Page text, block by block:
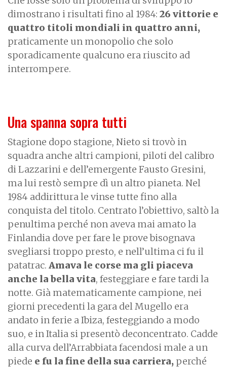
dimostrano i risultati fino al 1984: 26 vittorie e
quattro titoli mondiali in quattro anni,
praticamente un monopolio che solo
sporadicamente qualcuno era riuscito ad
interrompere.
Una spanna sopra tutti
Stagione dopo stagione, Nieto si trovò in
squadra anche altri campioni, piloti del calibro
di Lazzarini e dell’emergente Fausto Gresini,
ma lui restò sempre dì un altro pianeta. Nel
1984 addirittura le vinse tutte fino alla
conquista del titolo. Centrato l’obiettivo, saltò la
penultima perché non aveva mai amato la
Finlandia dove per fare le prove bisognava
svegliarsi troppo presto, e nell’ultima ci fu il
patatrac. Amava le corse ma gli piaceva
anche la bella vita, festeggiare e fare tardi la
notte. Già matematicamente campione, nei
giorni precedenti la gara del Mugello era
andato in ferie a Ibiza, festeggiando a modo
suo, e in Italia si presentò deconcentrato. Cadde
alla curva dell’Arrabbiata facendosi male a un
piede e fu la fine della sua carriera, perché